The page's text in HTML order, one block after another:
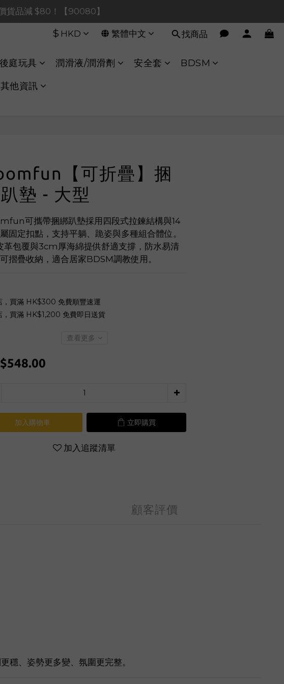
貨品減 $80！【90080】
貨品減 $80！【90080】
品減 $20【40020】
日）凌晨 01:00 至 11:00 暫停交易
貨品減 $80！【90080】
$ HKD 繁體中文 找商品
後庭玩具 潤滑液/潤滑劑 安全套 BDSM
其他資訊
【可折疊】捆
墊 - 大型
可攜帶捆綁趴墊採用四段式拉鍊結構與14
固定扣點，支持平躺、跪姿與多種組合體位。
革包覆與3cm厚海綿提供舒適支撐，防水易清
摺疊收納，適合居家BDSM調教使用。
，買滿 HK$300 免費順豐速運
，買滿 HK$1,200 免費即日送貨
查看更多
加入購物車 立即購買
加入追蹤清單
顧客評價
、姿勢更多變、氛圍更完整。